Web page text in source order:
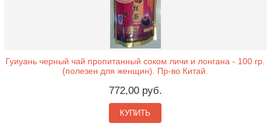
Гуиуань черный чай пропитанный соком личи и лонгана - 100 гр.
(полезен для женщин). Пр-во Китай.
772,00 руб.
КУПИТЬ